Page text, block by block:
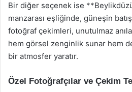
Bir diğer seçenek ise
manzarası eşliğinde, güneşin
fotoğraf çekimleri, unutulmaz
hem görsel zenginlik sunar hem
bir atmosfer yaratır.
Özel Fotoğrafçılar ve Çekim